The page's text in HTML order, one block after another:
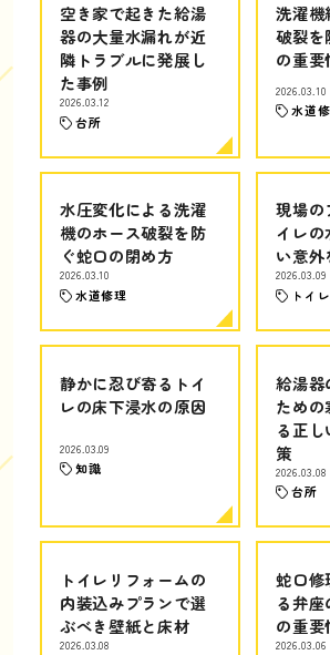
空き家で起きた給湯
器の大量水漏れが近
隣トラブルに発展し
た事例
2026.03.12
台所
洗濯機
破裂を
の重要
2026.03.10
水道
水圧変化による洗濯
機のホース破裂を防
ぐ蛇口の閉め方
2026.03.10
水道修理
現場の
イレの
い意外
2026.03.09
トイレ
静かに忍び寄るトイ
レの床下浸水の原因
2026.03.09
知識
給湯器
ための
る正
策
2026.03.08
台所
トイレリフォームの
内装込みプランで選
ぶべき壁紙と床材
2026.03.08
蛇口修
る弁
の重要
2026.03.06